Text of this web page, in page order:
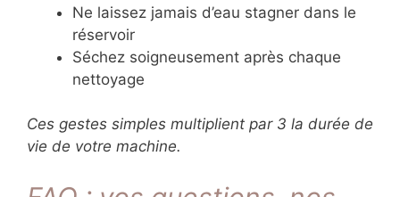
Ne laissez jamais d’eau stagner dans le
réservoir
Séchez soigneusement après chaque
nettoyage
Ces gestes simples multiplient par 3 la durée de
vie de votre machine.